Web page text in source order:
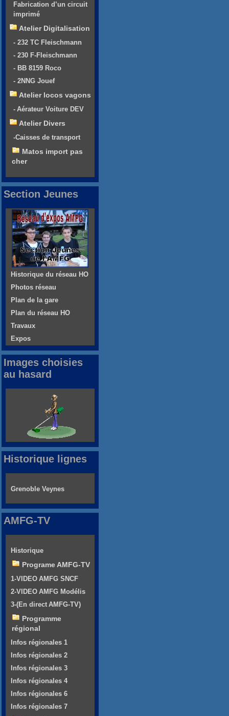
Fabrication d’un circuit
imprimé
Atelier Digitalisation
- 232 TC Fleischmann
- 230 F-Fleischmann
- BB 8159 Roco
- 2NNG Jouef
Atelier locos vagons
- Aérateur Voiture DEV
Atelier Divers
-Caisses de transport
Matos import pas
cher
Section Jeunes
Historique du réseau HO
Photos réseau
Plan de la gare
Plan du réseau HO
Travaux
Expos
Images choisies
au hasard
Historique lignes
Grenoble Veynes
AMFG-TV
Historique
Programe AMFG-TV
1-VIDEO AMFG SNCF
2-VIDEO AMFG Modélis
3-(En direct AMFG-TV)
Programme
régional
Infos régionales 1
Infos régionales 2
Infos régionales 3
Infos régionales 4
Infos régionales 6
Infos régionales 7